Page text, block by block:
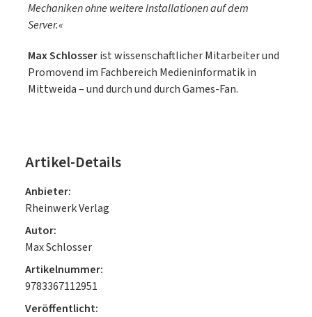
Mechaniken ohne weitere Installationen auf dem
Server.«
Max Schlosserist wissenschaftlicher Mitarbeiter und
Promovend im Fachbereich Medieninformatik in
Mittweida – und durch und durch Games-Fan.
Artikel-Details
Anbieter:
Rheinwerk Verlag
Autor:
Max Schlosser
Artikelnummer:
9783367112951
Veröffentlicht: